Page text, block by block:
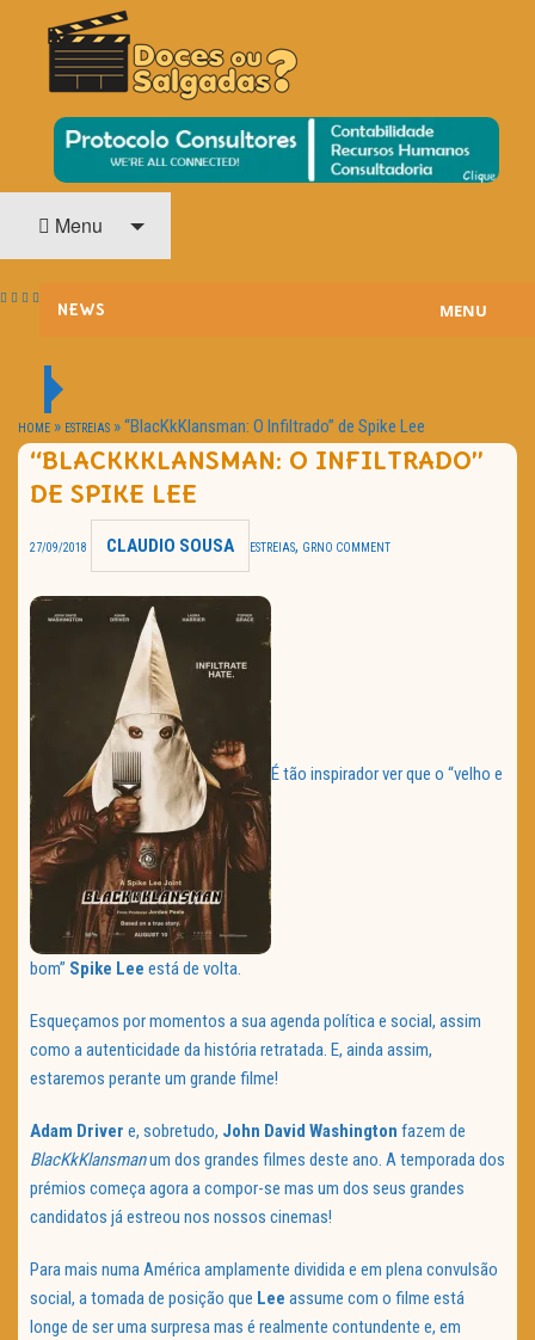
DOCES OU SALGADAS?
O Cinema? Uma Paixão!!
Menu
NEWS
PASSATEMPOS
HOME CINEMA
NOTA PESSOAL
TRAILER DO DIA
Política de Privacidade
MENU
HOME » ESTREIAS »“BlacKkKlansman: O Infiltrado” de Spike Lee
“BLACKKKLANSMAN: O INFILTRADO”
DE SPIKE LEE
27/09/2018 CLAUDIO SOUSA ESTREIAS, GRNO COMMENT
É tão inspirador ver que o “velho e
bom” Spike Lee está de volta.
Esqueçamos por momentos a sua agenda política e social, assim
como a autenticidade da história retratada. E, ainda assim,
estaremos perante um grande filme!
Adam Driver e, sobretudo, John David Washington fazem de
BlacKkKlansmanum dos grandes filmes deste ano. A temporada dos
prémios começa agora a compor-se mas um dos seus grandes
candidatos já estreou nos nossos cinemas!
Para mais numa América amplamente dividida e em plena convulsão
social, a tomada de posição que Lee assume com o filme está
longe de ser uma surpresa mas é realmente contundente e, em